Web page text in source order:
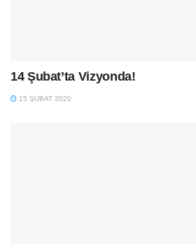
14 Şubat’ta Vizyonda!
15 ŞUBAT 2020